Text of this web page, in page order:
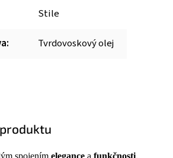
Stile
: Tvrdovoskový olej
spojením elegance a funkčnosti.